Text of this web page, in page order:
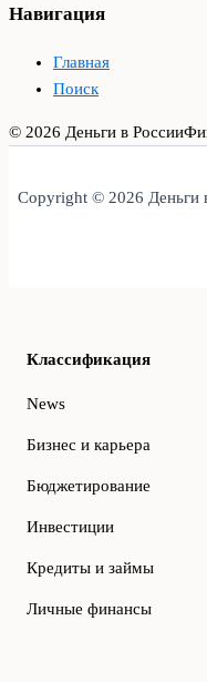
Навигация
Главная
Поиск
© 2026 Деньги в России
Copyright © 2026 Деньги
Классификация
News
Бизнес и карьера
Бюджетирование
Инвестиции
Кредиты и займы
Личные финансы